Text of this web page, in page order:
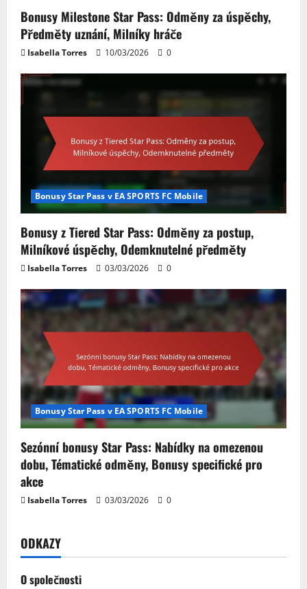
Bonusy Milestone Star Pass: Odměny za úspěchy,
Předměty uznání, Milníky hráče
Isabella Torres 10/03/2026 0
Bonusy Star Pass v EA SPORTS FC Mobile
Bonusy z Tiered Star Pass: Odměny za postup,
Milníkové úspěchy, Odemknutelné předměty
Isabella Torres 03/03/2026 0
Bonusy Star Pass v EA SPORTS FC Mobile
Sezónní bonusy Star Pass: Nabídky na omezenou
dobu, Tématické odměny, Bonusy specifické pro
akce
Isabella Torres 03/03/2026 0
ODKAZY
O společnosti